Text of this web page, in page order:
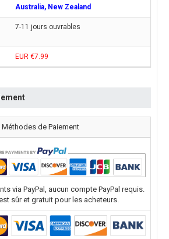
Australia, New Zealand
7-11 jours ouvrables
EUR €7.99
de Paiement
via PayPal, aucun compte PayPal requis.
sûr et gratuit pour les acheteurs.